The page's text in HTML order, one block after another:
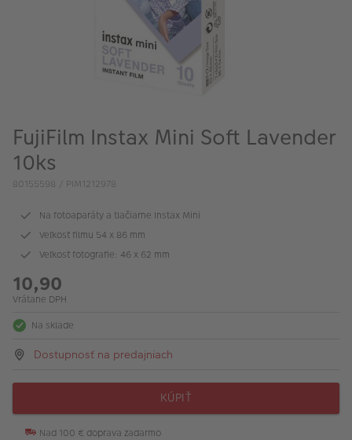
CEWE Fotoprodukty
FujiFilm Instax Mini Soft Lavender
10ks
80155598 / PIM1212978
Na fotoaparáty a tlačiarne Instax Mini
Veľkosť filmu 54 x 86 mm
Veľkosť fotografie: 46 x 62 mm
10,90
Vrátane DPH
Na sklade
Dostupnosť na predajniach
KÚPIŤ
Nad 100 € doprava zadarmo